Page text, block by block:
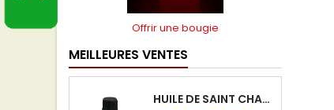
Offrir une bougie
MEILLEURES VENTES
HUILE DE SAINT CHARBEL